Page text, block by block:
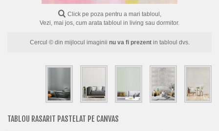
Click pe poza pentru a mari tabloul,
Vezi, mai jos, cum arata tabloul in living sau dormitor.
Cercul © din mijlocul imaginii nu va fi prezentin tabloul dvs.
TABLOU RASARIT PASTELAT PE CANVAS